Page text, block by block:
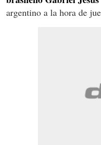
argentino a la hora de